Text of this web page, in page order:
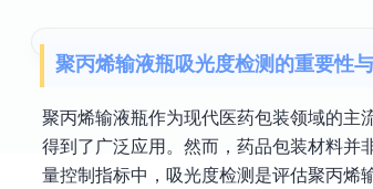
聚丙烯输液瓶吸光度检测的重要性
聚丙烯输液瓶作为现代医药包装领域的主
得到了广泛应用。然而，药品包装材料并
量控制指标中，吸光度检测是评估聚丙烯